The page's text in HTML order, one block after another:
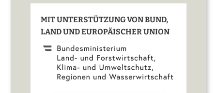
MIT UNTERSTÜTZUNG VON BUND,
LAND UND EUROPÄISCHER UNION